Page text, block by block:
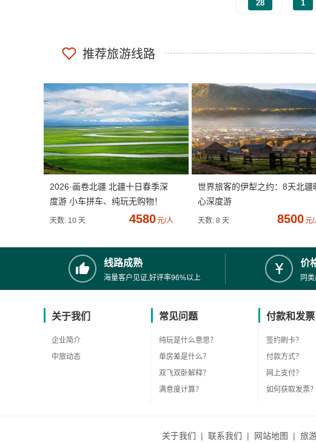
28 1
推荐旅游线路
2026·画卷北疆 北疆十日春季深
度游 小车拼车、纯玩无购物！
天数: 10 天 4580元/人
世界旅客的伊犁之约：8天北疆
心深度游
天数: 8 天 8500元/
线路成熟
海量客户见证,好评率96%以上
价
同
关于我们
企业简介
中旅动态
常见问题
纯玩是什么意思？
单房差是什么？
双飞双卧解释？
满意度计算？
付款和发票
签约刷卡？
付款方式？
网上支付？
如何获取发票？
关于我们 | 联系我们 | 网站地图 | 旅